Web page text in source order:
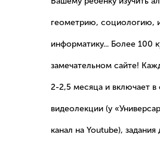
геометрию, социологию,
информатику... Более 100
замечательном сайте!
2-2,5 месяца и включает в
видеолекции (у
канал на Youtube),